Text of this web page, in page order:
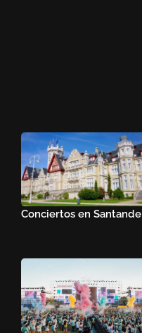
Conciertos en